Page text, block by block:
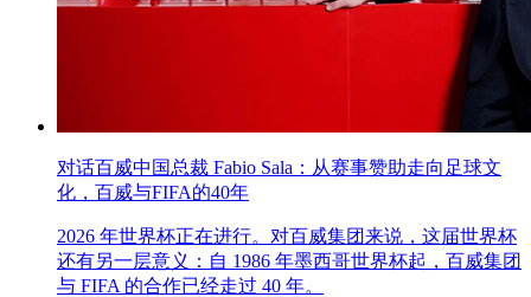
对话百威中国总裁 Fabio Sala：从赛事赞助走向足球文
化，百威与FIFA的40年
2026 年世界杯正在进行。对百威集团来说，这届世界杯
还有另一层意义：自 1986 年墨西哥世界杯起，百威集团
与 FIFA 的合作已经走过 40 年。